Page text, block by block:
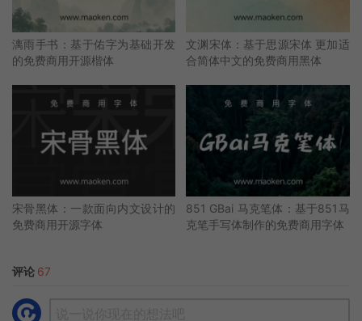
漓雨手书：基于佑字为基础开发
的免费商用开源楷体
文渊宋体：基于思源宋体 更加适
合简体中文的免费商用黑体
宋骨黑体：一款面向内文设计的
免费商用开源字体
851 GBai 马克笔体：基于851马
克笔手写体制作的免费商用字体
评论 67